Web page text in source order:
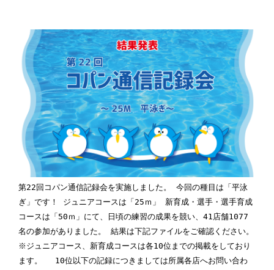
第22回コパン通信記録会を実施しました。 今回の種目は「平泳
ぎ」です！ ジュニアコースは「25ｍ」 新育成・選手・選手育成
コースは「50ｍ」にて、日頃の練習の成果を競い、41店舗1077
名の参加がありました。 結果は下記ファイルをご確認ください。
※ジュニアコース、新育成コースは各10位までの掲載をしており
ます。 10位以下の記録につきましては所属各店へお問い合わ